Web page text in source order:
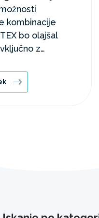
kombinacije
bo olajšal
z